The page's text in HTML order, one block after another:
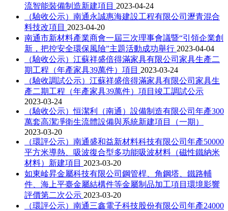
流智能裝備制造新建項目 2023-04-24
（驗收公示）南通永誠惠海建設工程有限公司瀝青混合
料技改項目 2023-04-20
南通市新材料產業商會一屆三次理事會議暨“引領企業創
新，把控安全環保風險”主題活動成功舉行 2023-04-04
（驗收公示）江蘇祥盛倍得滿家具有限公司家具生產二
期工程（年產家具39萬件）項目 2023-03-24
（驗收調試公示）江蘇祥盛倍得滿家具有限公司家具生
產二期工程（年產家具39萬件）項目竣工調試公示
2023-03-24
（驗收公示）恒潔利（南通）設備制造有限公司年產300
萬套高潔凈衛生流體設備與系統新建項目（一期）
2023-03-20
（環評公示）南通盛和益新材料科技有限公司年產50000
平方米導熱、吸波復合型多功能吸波材料（磁性鐵納米
材料）新建項目 2023-03-20
如東崯昇金屬科技有限公司鋼管桿、角鋼塔、鐵路輔
件、海上平臺金屬結構件等金屬制品加工項目環境影響
評價第二次公示 2023-03-20
（環評公示）南通三鑫電子科技股份有限公司年產24000